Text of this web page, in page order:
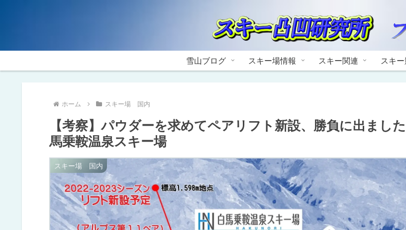
雪山ブログ スキー場情報 スキー関連 スキ
ホーム スキー場 国内
【考察】パウダーを求めてペアリフト新設、勝負に出まし
馬乗鞍温泉スキー場
スキー場 国内